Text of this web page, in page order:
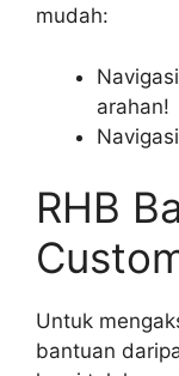
mudah:
arahan!
RHB
Untuk
bantuan